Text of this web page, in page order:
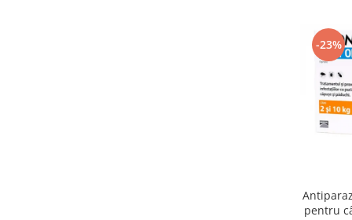
-23%
pentru